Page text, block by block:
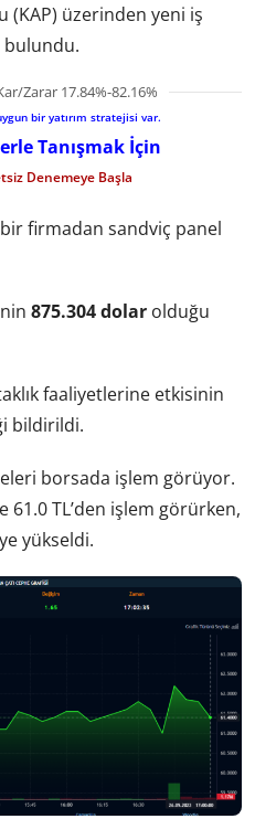
(KAP) üzerinden yeni iş
bulundu.
Zarar 17.84%-82.16%
bir yatırım stratejisi var.
Tanışmak İçin
Denemeye Başla
firmadan sandviç panel
875.304 dolar olduğu
faaliyetlerine etkisinin
bildirildi.
borsada işlem görüyor.
61.0 TL’den işlem görürken,
yükseldi.